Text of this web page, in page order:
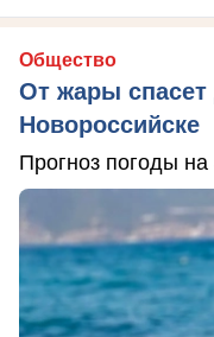
Общество
От жары спасет
Новороссийске
Прогноз погоды на